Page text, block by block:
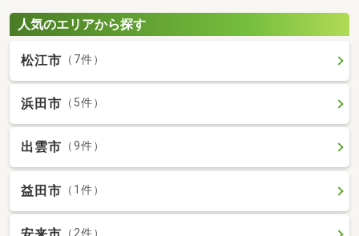
人気のエリアから探す
松江市 （7件）
浜田市 （5件）
出雲市 （9件）
益田市 （1件）
（2件）